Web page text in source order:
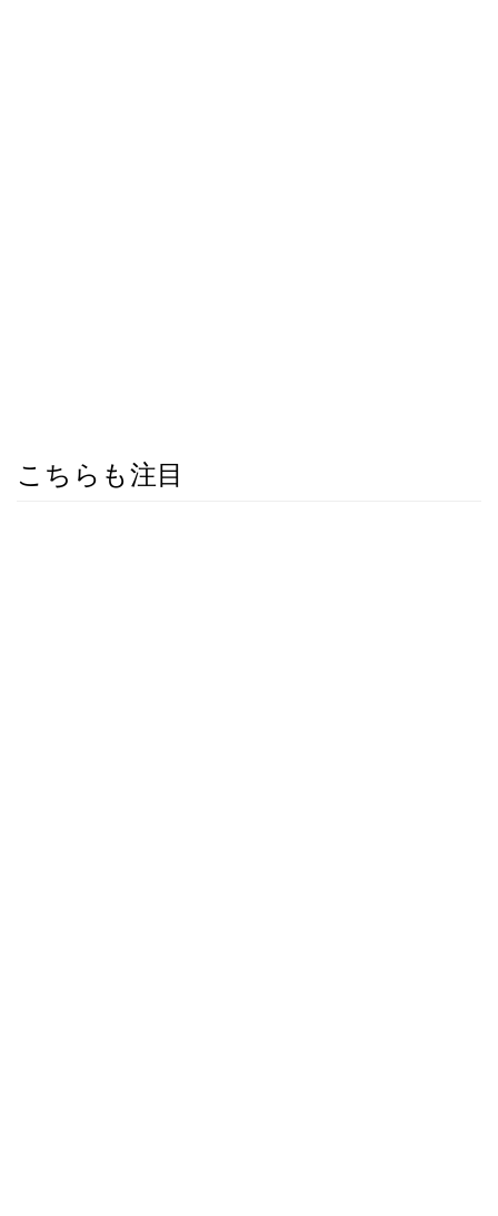
こちらも注目